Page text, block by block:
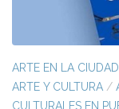
ARTE EN LA CIUDAD
ARTE Y CULTURA /
CULTURALES EN